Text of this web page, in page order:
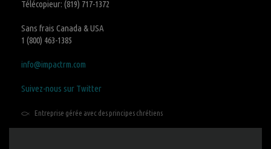
Télécopieur: (819) 717-1372
Sans frais Canada & USA
1 (800) 463-1385
info@impactrm.com
Suivez-nous sur Twitter
Entreprise gérée avec des principes chrétiens